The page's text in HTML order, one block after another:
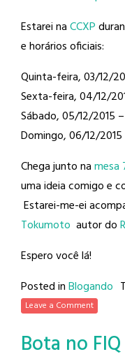
Estarei naCCXP
e horários oficiais:
Quinta-feira, 03/12/
Sexta-feira, 04/12/
Sábado, 05/12/2015
Domingo, 06/12/2015
Chega junto namesa
uma ideia comigo e
Estarei-me-ei
Tokumoto autor do
Espero você lá!
Posted inBlogando
Leave a Comment
Bota no FIQ